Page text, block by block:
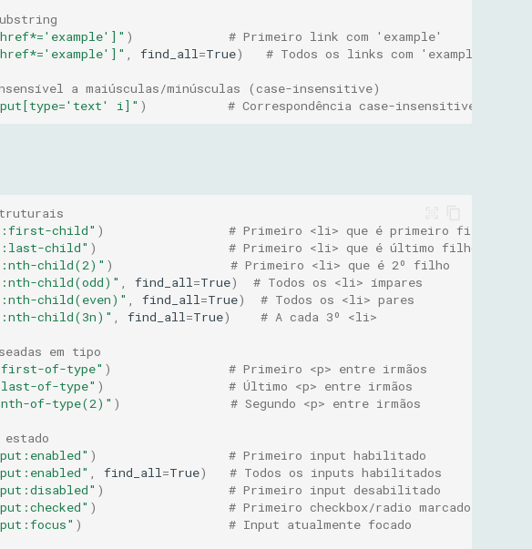
)
# Primeiro link com 'example'
find_all =True) # Todos os links com 'example'
a maiúsculas/minúsculas (case-insensitive)
i]" ) # Correspondência case-insensitive
child" )
# Primeiro <li> que é primeiro filho
child" )
# Primeiro <li> que é último filho
child(2)" )
# Primeiro <li> que é 2º filho
child(odd)" find_all =True)
# Todos os <li> ímpares
child(even)" find_all =True)
# Todos os <li> pares
child(3n)" find_all =True) # A cada 3º <li>
em tipo
of-type" )
# Primeiro <p> entre irmãos
of-type" )
# Último <p> entre irmãos
of-type(2)" ) # Segundo <p> entre irmãos
)
# Primeiro input habilitado
find_all =True)
# Todos os inputs habilitados
)
# Primeiro input desabilitado
)
# Primeiro checkbox/radio marcado
) # Input atualmente focado